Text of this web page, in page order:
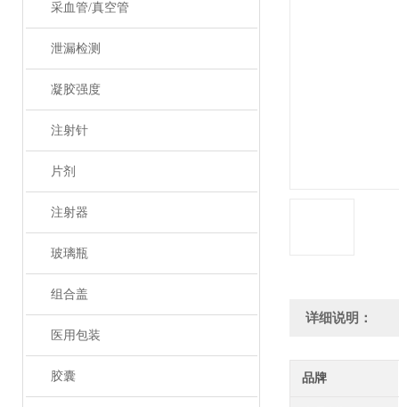
采血管/真空管
泄漏检测
凝胶强度
注射针
片剂
注射器
玻璃瓶
组合盖
医用包装
胶囊
详细说明：
品牌